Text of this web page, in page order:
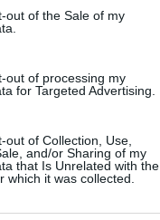
out of the Sale of my
out of processing my
for Targeted Advertising.
out of Collection, Use,
and/or Sharing of my
that Is Unrelated with the
which it was collected.